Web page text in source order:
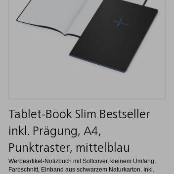
Tablet-Book Slim Bestseller
inkl. Prägung, A4,
Punktraster, mittelblau
Werbeartikel-Notizbuch mit Softcover, kleinem Umfang,
Farbschnitt, Einband aus schwarzem Naturkarton. Inkl.